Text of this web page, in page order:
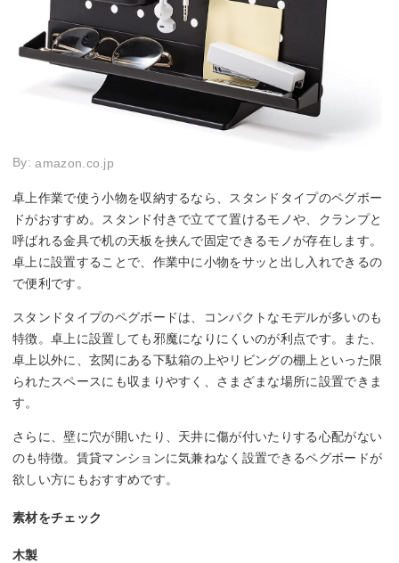
By:amazon.co.jp
卓上作業で使う小物を収納するなら、スタンドタイプのペグボー
ドがおすすめ。スタンド付きで立てて置けるモノや、クランプと
呼ばれる金具で机の天板を挟んで固定できるモノが存在します。
卓上に設置することで、作業中に小物をサッと出し入れできるの
で便利です。
スタンドタイプのペグボードは、コンパクトなモデルが多いのも
特徴。卓上に設置しても邪魔になりにくいのが利点です。また、
卓上以外に、玄関にある下駄箱の上やリビングの棚上といった限
られたスペースにも収まりやすく、さまざまな場所に設置できま
す。
さらに、壁に穴が開いたり、天井に傷が付いたりする心配がない
のも特徴。賃貸マンションに気兼ねなく設置できるペグボードが
欲しい方にもおすすめです。
素材をチェック
木製